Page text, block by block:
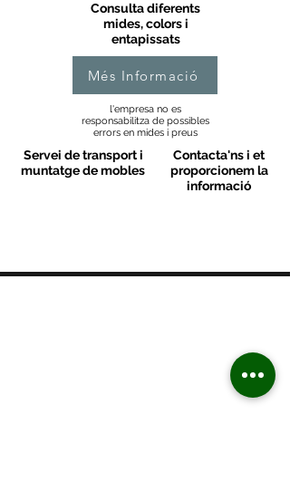
Consulta diferents
mides, colors i
entapissats
Més Informació
l'empresa no es
responsabilitza de possibles
errors en mides i preus
Servei de transport i
muntatge de mobles
Contacta'ns i et
proporcionem la
informació